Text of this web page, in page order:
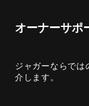
オーナーサポ
ジャガーならでは
介します。